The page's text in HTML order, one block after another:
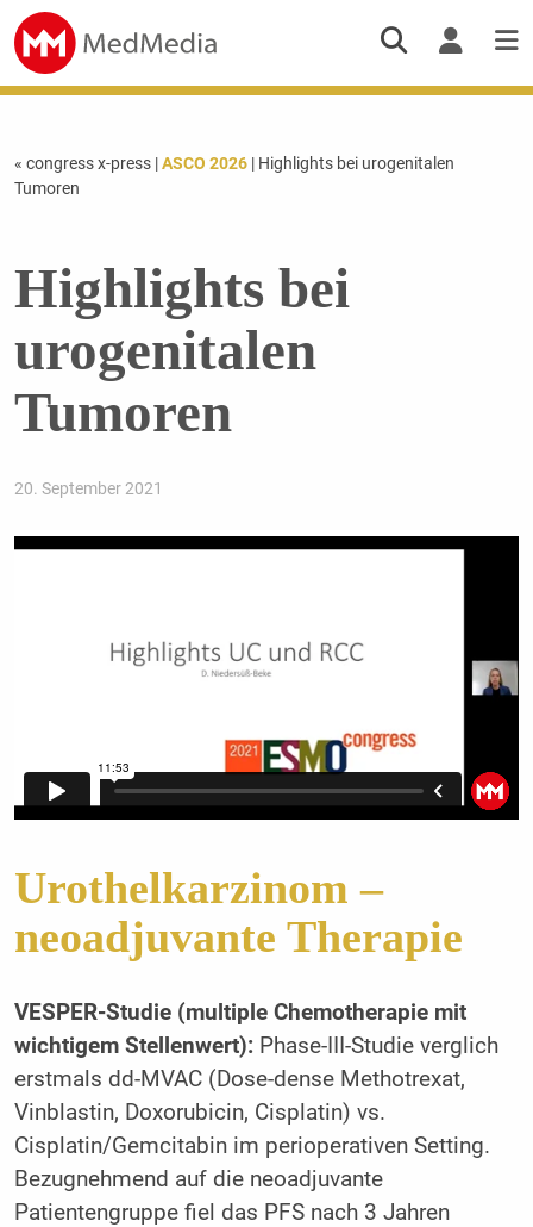
« congress x-press |ASCO 2026| Highlights bei urogenitalen
Tumoren
Highlights bei
urogenitalen
Tumoren
20. September 2021
Urothelkarzinom –
neoadjuvante Therapie
VESPER-Studie (multiple Chemotherapie mit
wichtigem Stellenwert):Phase-III-Studie verglich
erstmals dd-MVAC (Dose-dense Methotrexat,
Vinblastin, Doxorubicin, Cisplatin) vs.
Cisplatin/Gemcitabin im perioperativen Setting.
Bezugnehmend auf die neoadjuvante
Patientengruppe fiel das PFS nach 3 Jahren